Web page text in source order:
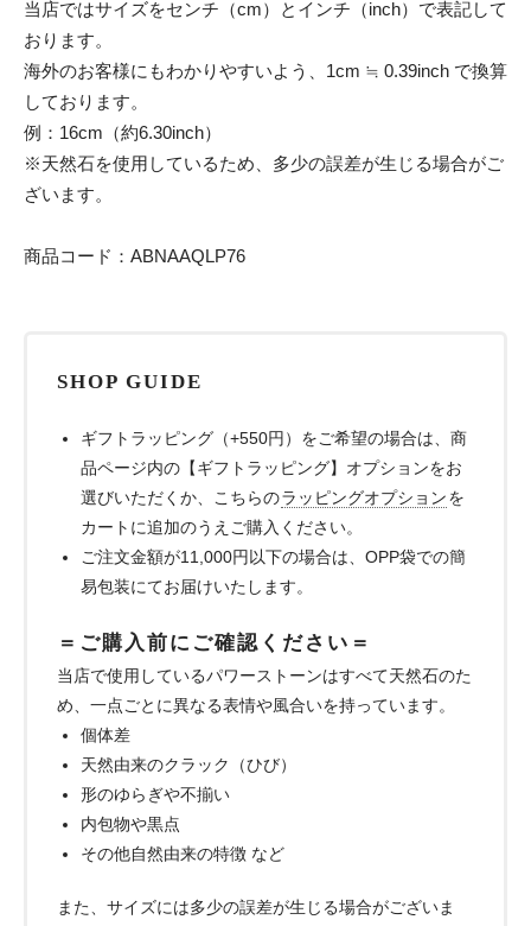
当店ではサイズをセンチ（cm）とインチ（inch）で表記して
おります。
海外のお客様にもわかりやすいよう、1cm ≒ 0.39inch で換算
しております。
例：16cm（約6.30inch）
※天然石を使用しているため、多少の誤差が生じる場合がご
ざいます。
商品コード：ABNAAQLP76
SHOP GUIDE
ギフトラッピング（+550円）をご希望の場合は、商
品ページ内の【ギフトラッピング】オプションをお
選びいただくか、こちらのラッピングオプションを
カートに追加のうえご購入ください。
ご注文金額が11,000円以下の場合は、OPP袋での簡
易包装にてお届けいたします。
＝ご購入前にご確認ください＝
当店で使用しているパワーストーンはすべて天然石のた
め、一点ごとに異なる表情や風合いを持っています。
個体差
天然由来のクラック（ひび）
形のゆらぎや不揃い
内包物や黒点
その他自然由来の特徴 など
また、サイズには多少の誤差が生じる場合がございま